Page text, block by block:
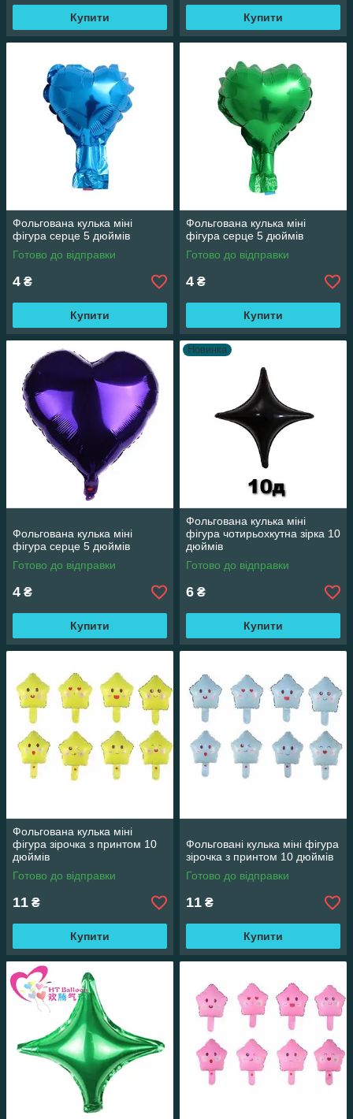
Купити Купити
Фольгована кулька міні
фігура серце 5 дюймів
Готово до відправки
4 ₴
Купити
Фольгована кулька міні
фігура серце 5 дюймів
Готово до відправки
4 ₴
Купити
Фольгована кулька міні
фігура серце 5 дюймів
Готово до відправки
4 ₴
Купити
Новинка
Фольгована кулька міні
фігура чотирьохкутна зірка 10
дюймів
Готово до відправки
6 ₴
Купити
Фольгована кулька міні
фігура зірочка з принтом 10
дюймів
Готово до відправки
11 ₴
Купити
Фольговані кулька міні фігура
зірочка з принтом 10 дюймів
Готово до відправки
11 ₴
Купити